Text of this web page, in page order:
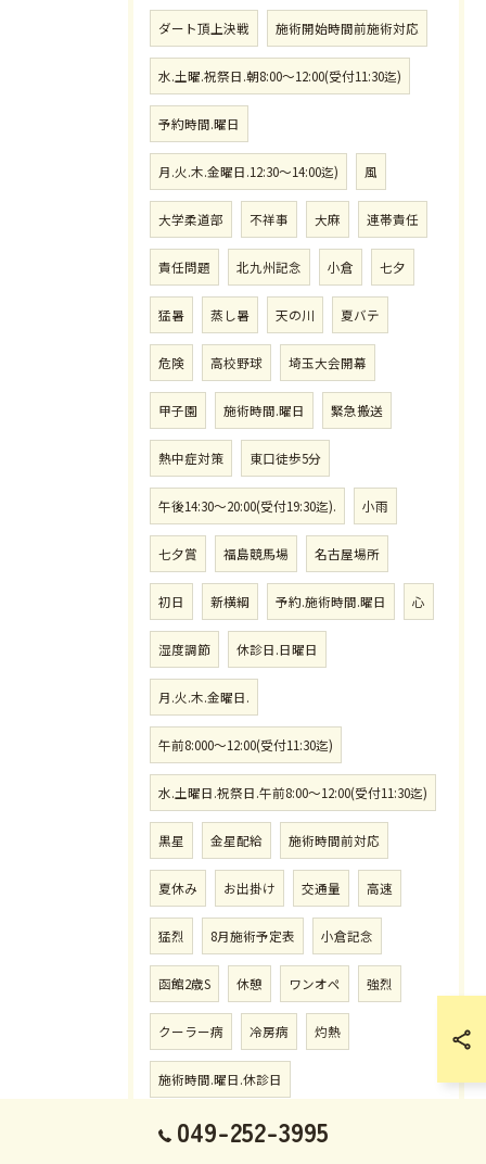
ダート頂上決戦 施術開始時間前施術対応
水.土曜.祝祭日.朝8:00〜12:00(受付11:30迄)
予約時間.曜日
月.火.木.金曜日.12:30〜14:00迄) 風
大学柔道部 不祥事 大麻 連帯責任
責任問題 北九州記念 小倉 七夕
猛暑 蒸し暑 天の川 夏バテ
危険 高校野球 埼玉大会開幕
甲子園 施術時間.曜日 緊急搬送
熱中症対策 東口徒歩5分
午後14:30〜20:00(受付19:30迄). 小雨
七夕賞 福島競馬場 名古屋場所
初日 新横綱 予約.施術時間.曜日 心
湿度調節 休診日.日曜日
月.火.木.金曜日.
午前8:000〜12:00(受付11:30迄)
水.土曜日.祝祭日.午前8:00〜12:00(受付11:30迄)
黒星 金星配給 施術時間前対応
夏休み お出掛け 交通量 高速
猛烈 8月施術予定表 小倉記念
函館2歳S 休憩 ワンオペ 強烈
クーラー病 冷房病 灼熱
施術時間.曜日.休診日
午前中8:00〜12:00(受付11:30迄)
049-252-3995